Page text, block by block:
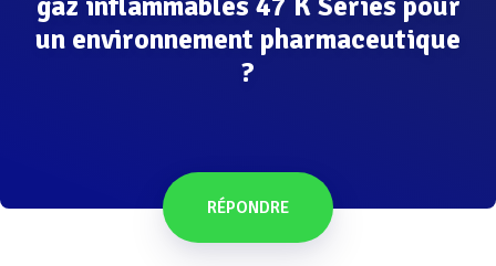
un environnement pharmaceutique
?
RÉPONDRE